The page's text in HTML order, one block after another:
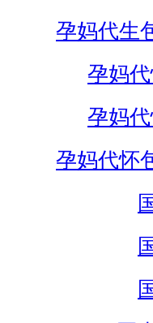
孕妈代生
孕妈
孕妈
孕妈代怀